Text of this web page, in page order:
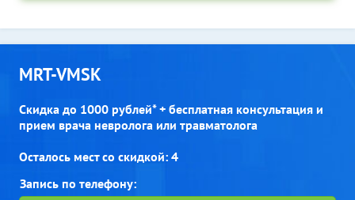
MRT-VMSK
Скидка до 1000 рублей* + бесплатная консультация и
прием врача невролога или травматолога
Осталось мест со скидкой: 4